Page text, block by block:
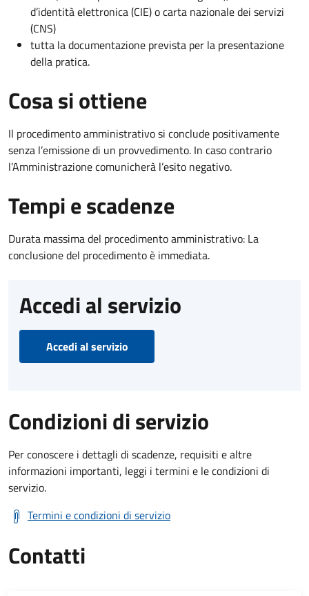
d’identità elettronica (CIE) o carta nazionale dei servizi
(CNS)
tutta la documentazione prevista per la presentazione
della pratica.
Cosa si ottiene
Il procedimento amministrativo si conclude positivamente
senza l’emissione di un provvedimento. In caso contrario
l’Amministrazione comunicherà l’esito negativo.
Tempi e scadenze
Durata massima del procedimento amministrativo: La
conclusione del procedimento è immediata.
Accedi al servizio
Accedi al servizio
Condizioni di servizio
Per conoscere i dettagli di scadenze, requisiti e altre
informazioni importanti, leggi i termini e le condizioni di
servizio.
Termini e condizioni di servizio
Contatti